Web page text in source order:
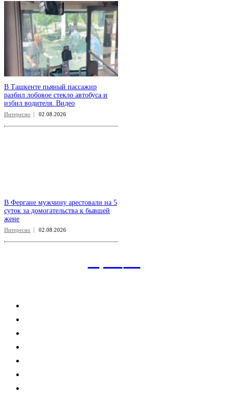
В Ташкенте пьяный пассажир
разбил лобовое стекло автобуса и
избил водителя. Видео
Интересно 02.08.2026
В Фергане мужчину арестовали на 5
суток за домогательства к бывшей
жене
Интересно 02.08.2026